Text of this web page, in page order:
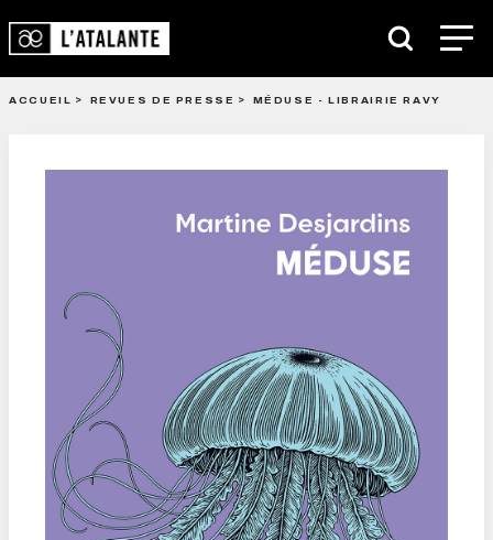
ACCUEIL REVUES DE PRESSE MÉDUSE - LIBRAIRIE RAVY